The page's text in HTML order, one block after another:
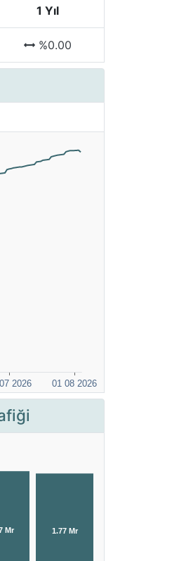
1 Yıl
%0.00